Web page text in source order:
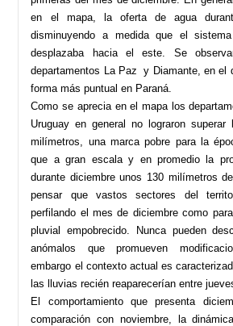
en el mapa, la oferta de agua
disminuyendo a medida que el
desplazaba hacia el este. Se
departamentos La Paz y Diamante, en el
forma más puntual en Paraná.
Como se aprecia en el mapa los
Uruguay en general no lograron
milímetros, una marca pobre para la
que a gran escala y en promedio la
durante diciembre unos 130 milímetros
pensar que vastos sectores del
perfilando el mes de diciembre como
pluvial empobrecido. Nunca pueden
anómalos que promueven
embargo el contexto actual es
las lluvias recién reaparecerían entre
El comportamiento que presenta
comparación con noviembre, la